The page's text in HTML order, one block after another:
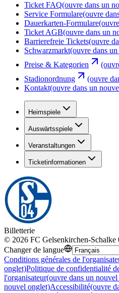
Ticket FAQ(ouvre dans un
Service Formulare(ouvre
Dauerkarten-Formulare
Ticket AGB(ouvre dans un
Barrierefreie Tickets(ouvre
Schwarzmarkt(ouvre dans
Preise & Kategorien
Stadionordnung
(ouvre
Kontakt(ouvre dans un
Heimspiele
Auswärtsspiele
Veranstaltungen
Ticketinformationen
Billetterie
© 2026 FC Gelsenkirchen-Schalke
Changer de langue
Conditions générales de
onglet)Politique de confidentialité
l'organisateur(ouvre dans un
nouvel onglet)Accessibilité(ouvre